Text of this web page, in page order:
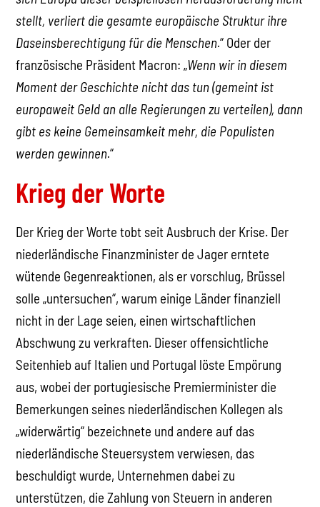
stellt, verliert die gesamte europäische Struktur ihre
Daseinsberechtigung für die Menschen.“ Oder der
französische Präsident Macron: „Wenn wir in diesem
Moment der Geschichte nicht das tun (gemeint ist
europaweit Geld an alle Regierungen zu verteilen), dann
gibt es keine Gemeinsamkeit mehr, die Populisten
werden gewinnen.“
Krieg der Worte
Der Krieg der Worte tobt seit Ausbruch der Krise. Der
niederländische Finanzminister de Jager erntete
wütende Gegenreaktionen, als er vorschlug, Brüssel
solle „untersuchen“, warum einige Länder finanziell
nicht in der Lage seien, einen wirtschaftlichen
Abschwung zu verkraften. Dieser offensichtliche
Seitenhieb auf Italien und Portugal löste Empörung
aus, wobei der portugiesische Premierminister die
Bemerkungen seines niederländischen Kollegen als
„widerwärtig“ bezeichnete und andere auf das
niederländische Steuersystem verwiesen, das
beschuldigt wurde, Unternehmen dabei zu
unterstützen, die Zahlung von Steuern in anderen